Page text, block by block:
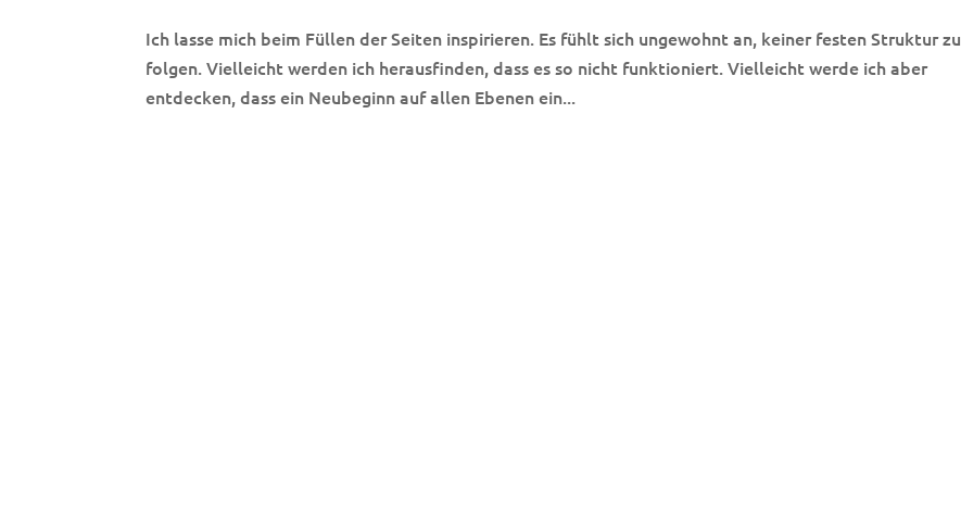
Ich lasse mich beim Füllen der Seiten inspirieren. Es fühlt sich ungewohnt an, keiner festen Struktur zu
folgen. Vielleicht werden ich herausfinden, dass es so nicht funktioniert. Vielleicht werde ich aber
entdecken, dass ein Neubeginn auf allen Ebenen ein...